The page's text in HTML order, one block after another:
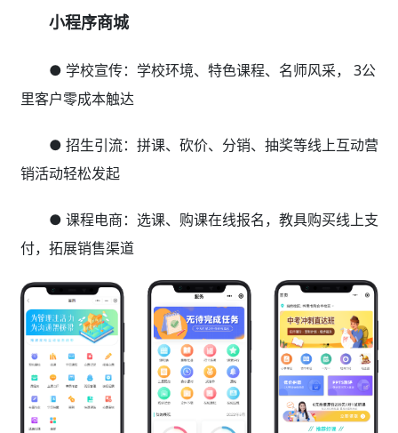
小程序商城
● 学校宣传：学校环境、特色课程、名师风采， 3公
里客户零成本触达
● 招生引流：拼课、砍价、分销、抽奖等线上互动营
销活动轻松发起
● 课程电商：选课、购课在线报名，教具购买线上支
付，拓展销售渠道